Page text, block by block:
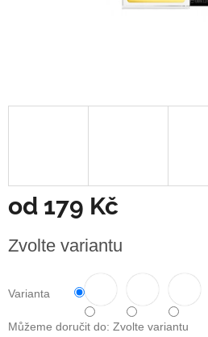
od 179 Kč
cena:
Zvolte variantu
Varianta
Můžeme doručit do: Zvolte variantu